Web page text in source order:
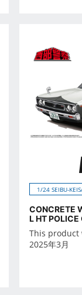
1/24 SEIBU-
CONCRETE
L HT POLICE
This product
2025年3月